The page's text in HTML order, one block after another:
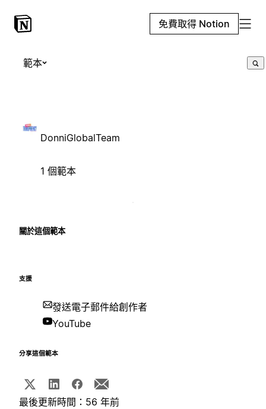
免費取得 Notion
範本
DonniGlobalTeam
1 個範本
關於這個範本
支援
發送電子郵件給創作者
YouTube
分享這個範本
最後更新時間：56 年前